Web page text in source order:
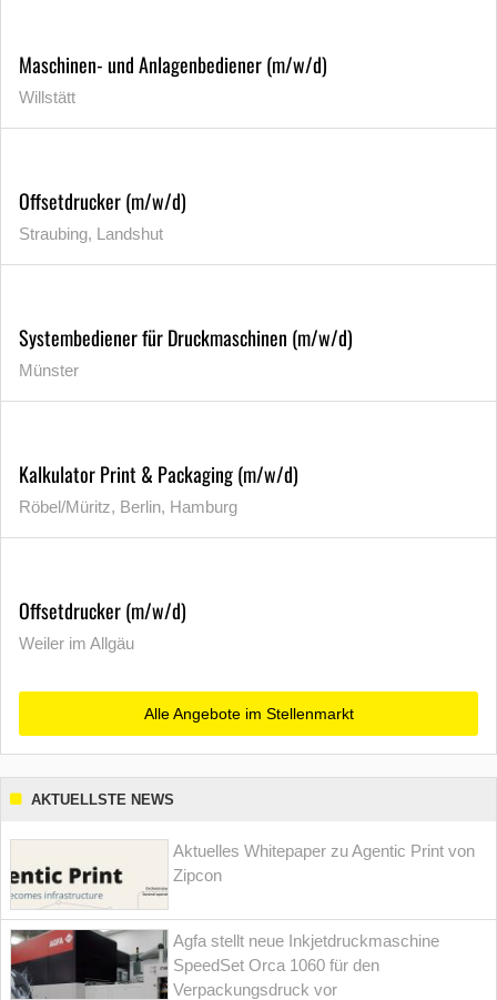
Maschinen- und Anlagenbediener (m/w/d)
Willstätt
Offsetdrucker (m/w/d)
Straubing, Landshut
Systembediener für Druckmaschinen (m/w/d)
Münster
Kalkulator Print & Packaging (m/w/d)
Röbel/Müritz, Berlin, Hamburg
Offsetdrucker (m/w/d)
Weiler im Allgäu
Alle Angebote im Stellenmarkt
AKTUELLSTE NEWS
Aktuelles Whitepaper zu Agentic Print von
Zipcon
Agfa stellt neue Inkjetdruckmaschine
SpeedSet Orca 1060 für den
Verpackungsdruck vor